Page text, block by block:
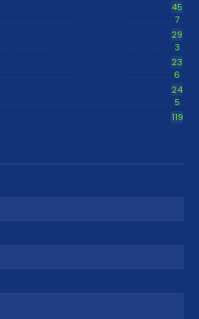
45
7
29
3
23
6
24
5
119